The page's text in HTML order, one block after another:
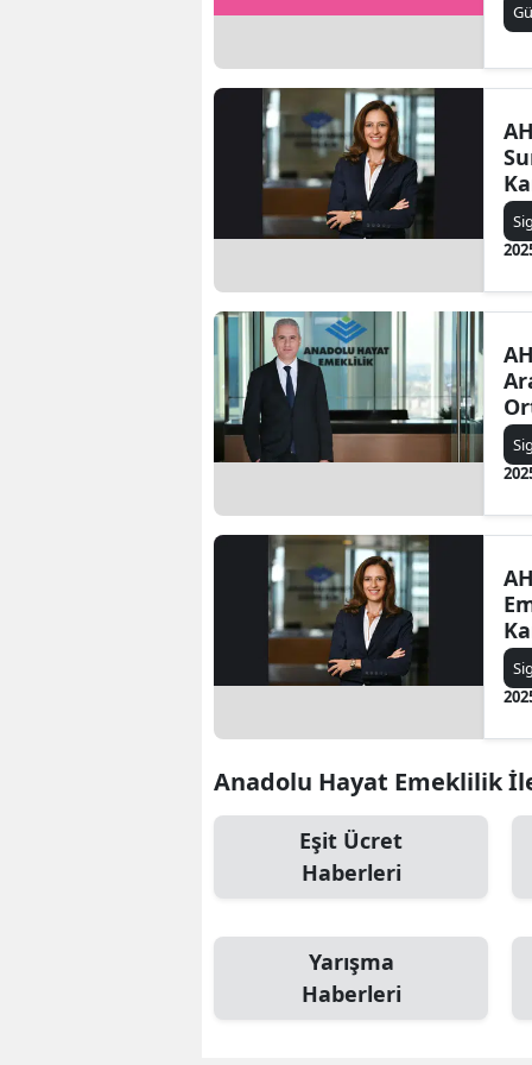
Anadolu Hayat Emeklilik
Eşit Ücret
Haberleri
Yarışma
Haberleri